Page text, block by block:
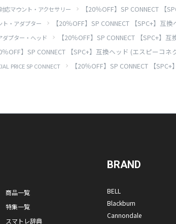
応マウント・アクセサリー 【20％OFF】SP CONNECT
ト・アダプター 【20％OFF】SP CONNECT 【SPC+】
ダプター・ヘッド 【20％OFF】SP CONNECT 【SPC+
％OFF】SP CONNECT 【SPC+】互換ヘッド (エスピーコ
PRICE SP CONNECT 【20％OFF】SP CONNECT 【
商品一覧
特集一覧
スマトレ辞典
BRAND
BELL
Blackburn
Cannondale